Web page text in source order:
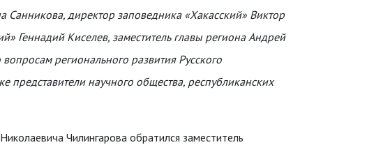
Санникова, директор заповедника «Хакасский» Виктор
Киселев, заместитель главы региона Андрей
регионального развития Русского
представители научного общества, республиканских
Чилингарова обратился заместитель